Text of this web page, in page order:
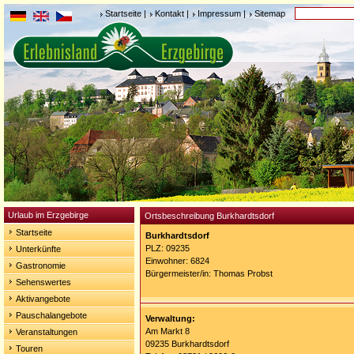
Startseite | Kontakt | Impressum| Sitemap
Urlaub im Erzgebirge
Startseite
Unterkünfte
Gastronomie
Sehenswertes
Aktivangebote
Pauschalangebote
Veranstaltungen
Touren
Ortsbeschreibung Burkhardtsdorf
Burkhardtsdorf
PLZ: 09235
Einwohner: 6824
Bürgermeister/in: Thomas Probst
Verwaltung:
Am Markt 8
09235 Burkhardtsdorf